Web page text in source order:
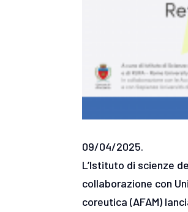
09/04/2025.
L’Istituto di scienze
collaborazione con
coreutica (AFAM)